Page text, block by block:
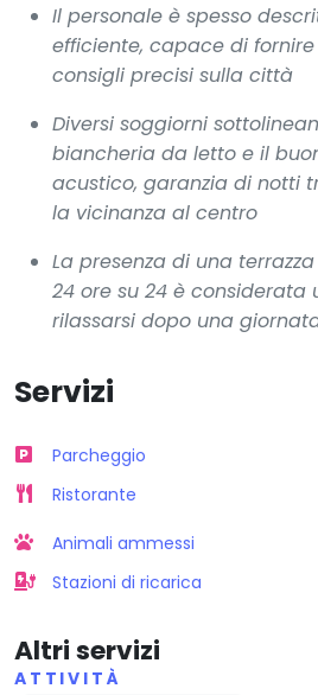
Il personale è spesso
efficiente, capace di
consigli precisi sulla città
Diversi soggiorni
biancheria da letto e il
acustico, garanzia di notti
la vicinanza al centro
La presenza di una
24 ore su 24 è
rilassarsi dopo una
Servizi
Parcheggio
Ristorante
Animali ammessi
Stazioni di ricarica
Altri servizi
ATTIVITÀ